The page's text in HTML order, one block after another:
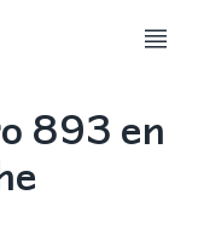
893 en